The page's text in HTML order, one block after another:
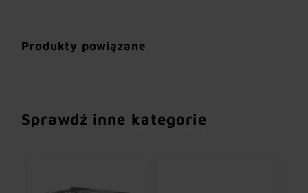
Produkty powiązane
Sprawdź inne kategorie